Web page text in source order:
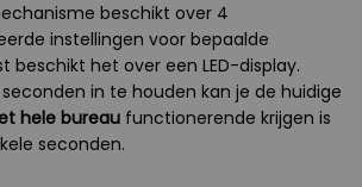
beschikt over 4
instellingen voor bepaalde
beschikt het over een LED-display.
in te houden kan je de huidige
hele bureau functionerende krijgen is
seconden.